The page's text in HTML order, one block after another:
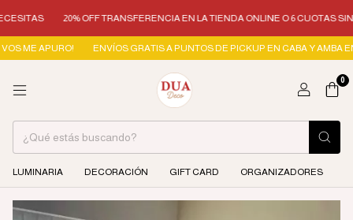
20% OFF TRANSFERENCIA EN LA TIENDA ONLINE O 6 CUOTAS SIN
APURO! ENVÍOS GRATIS A PUNTOS DE PICKUP EN CABA Y AMBA EN
0
LUMINARIA DECORACIÓN GIFT CARD ORGANIZADORES